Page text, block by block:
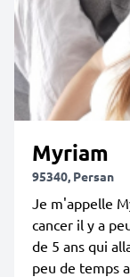
Myriam
95340, Persan
Je m'appelle
cancer il y a
de 5 ans qui
peu de temps